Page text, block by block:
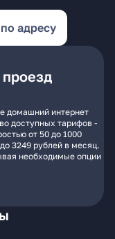
адресу
домашний интернет
доступных тарифов -
от 50 до 1000
3249 рублей в месяц.
необходимые опции